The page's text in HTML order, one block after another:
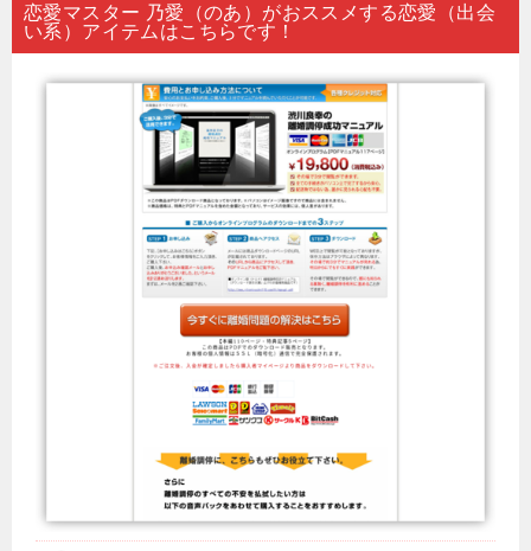
恋愛マスター 乃愛（のあ）がおススメする恋愛（出会
い系）アイテムはこちらです！